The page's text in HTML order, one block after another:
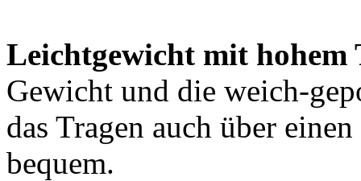
Leichtgewicht mit
Gewicht und die weich-
das Tragen auch über
bequem.